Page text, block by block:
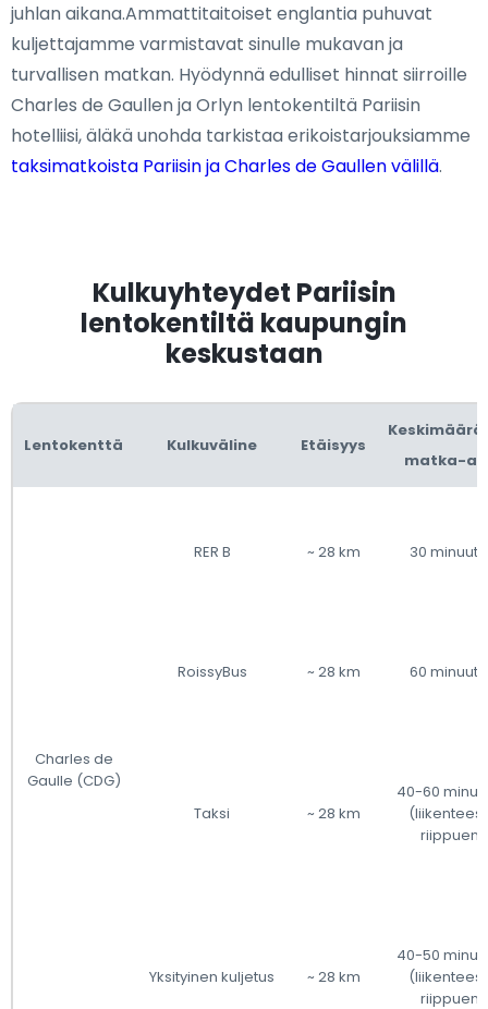
juhlan aikana.Ammattitaitoiset englantia puhuvat
kuljettajamme varmistavat sinulle mukavan ja
turvallisen matkan. Hyödynnä edulliset hinnat siirroille
Charles de Gaullen ja Orlyn lentokentiltä Pariisin
hotelliisi, äläkä unohda tarkistaa erikoistarjouksiamme
taksimatkoista Pariisin ja Charles de Gaullen välillä.
Kulkuyhteydet Pariisin
lentokentiltä kaupungin
keskustaan
Lentokenttä Kulkuväline Etäisyys
matka-
Charles de
Gaulle (CDG)
RER B ~ 28 km 30
RoissyBus ~ 28 km 60
Taksi ~ 28 km
40-60
riippuen)
Yksityinen kuljetus ~ 28 km
40-50
riippuen)